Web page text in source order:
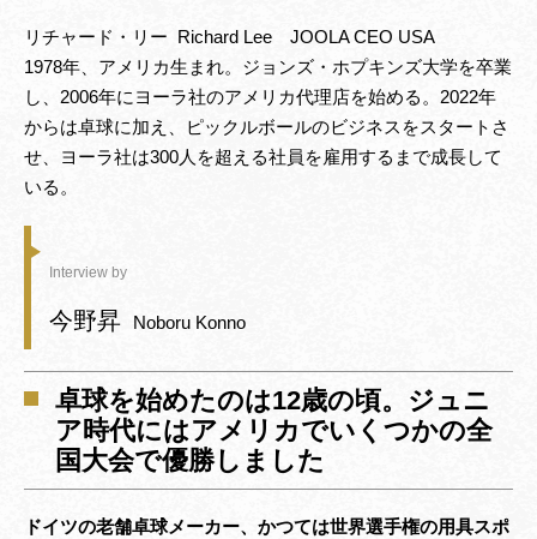
リチャード・リー Richard Lee JOOLA CEO USA
1978年、アメリカ生まれ。ジョンズ・ホプキンズ大学を卒業
し、2006年にヨーラ社のアメリカ代理店を始める。2022年
からは卓球に加え、ピックルボールのビジネスをスタートさ
せ、ヨーラ社は300人を超える社員を雇用するまで成長して
いる。
Interview by
今野昇 Noboru Konno
卓球を始めたのは12歳の頃。ジュニ
ア時代にはアメリカでいくつかの全
国大会で優勝しました
ドイツの老舗卓球メーカー、かつては世界選手権の用具スポ